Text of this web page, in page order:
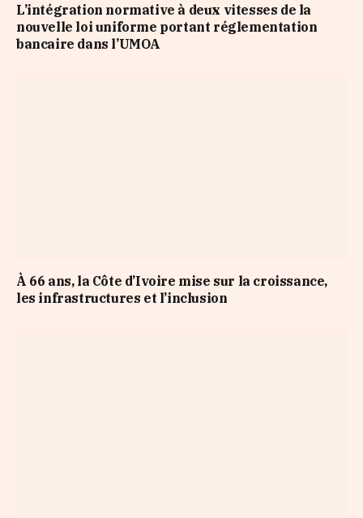
L’intégration normative à deux vitesses de la
nouvelle loi uniforme portant réglementation
bancaire dans l’UMOA
À 66 ans, la Côte d’Ivoire mise sur la croissance,
les infrastructures et l’inclusion